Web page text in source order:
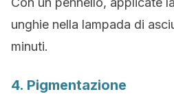
unghie nella lampada di
minuti.
4. Pigmentazione